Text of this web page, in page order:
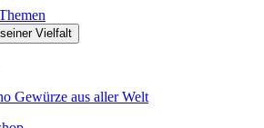
Gewürze aus aller Welt